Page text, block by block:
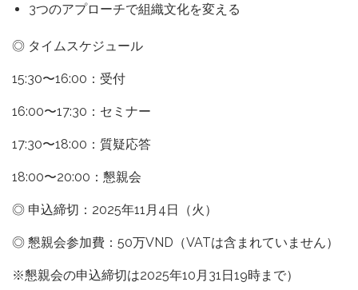
3つのアプローチで組織文化を変える
◎ タイムスケジュール
15:30〜16:00：受付
16:00〜17:30：セミナー
17:30〜18:00：質疑応答
18:00〜20:00：懇親会
◎ 申込締切：2025年11月4日（火）
◎ 懇親会参加費：50万VND（VATは含まれていません）
※懇親会の申込締切は2025年10月31日19時まで）